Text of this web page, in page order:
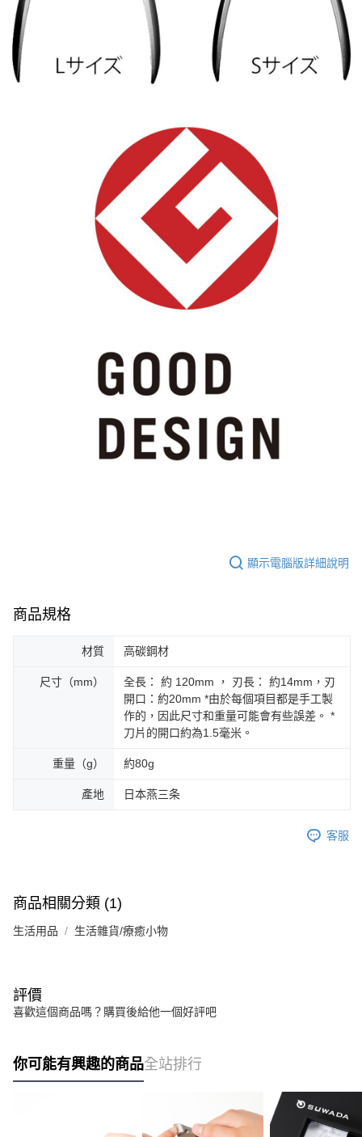
顯示電腦版詳細說明
商品規格
材質 高碳鋼材
尺寸（mm）
全長： 約 120mm ， 刃長： 約14mm，刃
開口：約20mm *由於每個項目都是手工製
作的，因此尺寸和重量可能會有些誤差。 *
刀片的開口約為1.5毫米。
重量（g） 約80g
產地 日本燕三条
客服
商品相關分類 (1)
生活用品 生活雜貨/療癒小物
評價
喜歡這個商品嗎？購買後給他一個好評吧
你可能有興趣的商品全站排行